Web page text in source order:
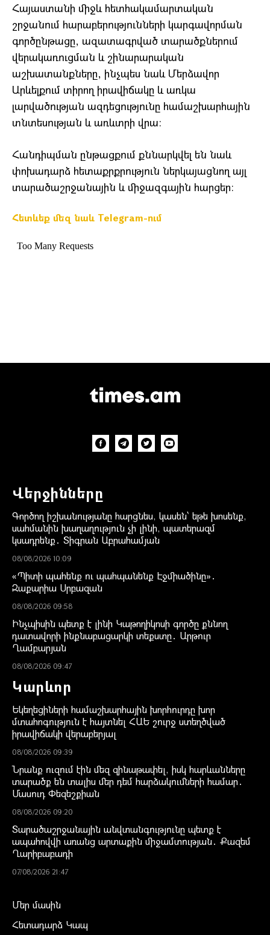
Հայաստանի միջև հետհակամարտական ​​
շրջանում հարաբերությունների կարգավորման
գործընթացը, ազատագրված տարածքներում
վերակառուցման և շինարարական
աշխատանքները, ինչպես նաև Մերձավոր
Արևելքում տիրող իրավիճակը և առկա
լարվածության ազդեցությունը համաշխարհային
տնտեսության և առևտրի վրա։
Հանդիպման ընթացքում քննարկվել են նաև
փոխադարձ հետաքրքրություն ներկայացնող այլ
տարածաշրջանային և միջազգային հարցեր։
Հետևեք մեզ նաև Telegram-ում
Վերջինները
Գործող իշխանությանը հարցնես, կասեն՝ եթե խոսենք,
սահմանին խաղաղություն չի լինի, պատերազմ
կսադրենք․ Տիգրան Աբրահամյան
08/08/2026 10:09
«Պիտի պահենք ու պահպանենք Էջմիածինը»․
Զաքարիա Սրբազան
08/08/2026 09:58
Ինչպիսին պետք է լինի Կաթողիկոսի գործը քննող
դատավորի ինքնաբացարկի տեքստը․ Արթուր
Ղամբարյան
08/08/2026 09:47
Կարևոր
Եկեղեցիների համաշխարհային խորհուրդը խոր
մտահոգություն է հայտնել ՀԱԵ շուրջ ստեղծված
իրավիճակի վերաբերյալ
08/08/2026 09:39
Նրանք ուզում էին մեզ զինաթափել, իսկ հարևանները
տարածք են տալիս մեր դեմ հարձակումների համար․
Մասուդ Փեզեշքիան
08/08/2026 09:20
Տարածաշրջանային անվտանգությունը պետք է
ապահովվի առանց արտաքին միջամտության․ Քազեմ
Ղարիբաբադի
07/08/2026 21:47
Մեր մասին
Հետադարձ Կապ